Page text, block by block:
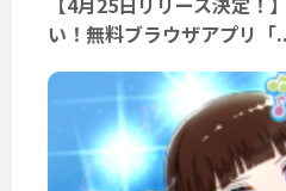
い！無料ブラウザアプリ「